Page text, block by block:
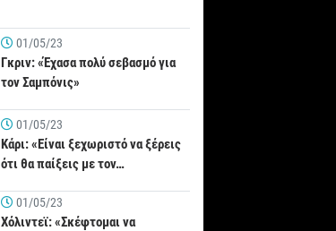
01/05/23
Γκριν: «Έχασα πολύ σεβασμό για
τον Σαμπόνις»
01/05/23
Κάρι: «Είναι ξεχωριστό να ξέρεις
ότι θα παίξεις με τον…
01/05/23
Χόλιντεϊ: «Σκέφτομαι να